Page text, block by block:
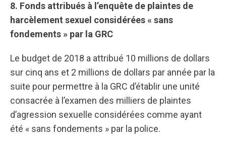
8. Fonds attribués à l’enquête de plaintes de
harcèlement sexuel considérées « sans
fondements » par la GRC
Le budget de 2018 a attribué 10 millions de dollars
sur cinq ans et 2 millions de dollars par année par la
suite pour permettre à la GRC d’établir une unité
consacrée à l’examen des milliers de plaintes
d’agression sexuelle considérées comme ayant
été « sans fondements » par la police.